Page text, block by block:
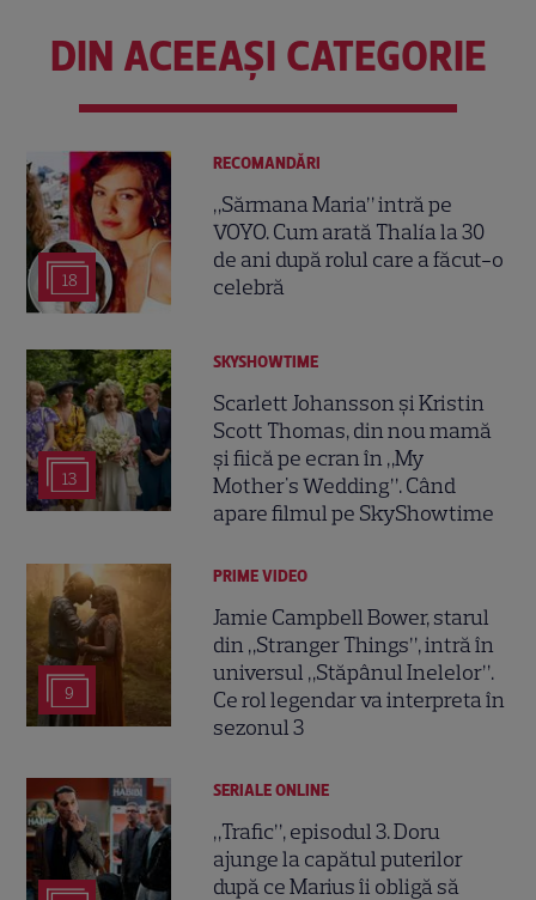
DIN ACEEAȘI CATEGORIE
18
RECOMANDĂRI
„Sărmana Maria” intră pe
VOYO. Cum arată Thalía la 30
de ani după rolul care a făcut-o
celebră
13
SKYSHOWTIME
Scarlett Johansson și Kristin
Scott Thomas, din nou mamă
și fiică pe ecran în „My
Mother's Wedding”. Când
apare filmul pe SkyShowtime
9
PRIME VIDEO
Jamie Campbell Bower, starul
din „Stranger Things”, intră în
universul „Stăpânul Inelelor”.
Ce rol legendar va interpreta în
sezonul 3
SERIALE ONLINE
„Trafic”, episodul 3. Doru
ajunge la capătul puterilor
după ce Marius îi obligă să